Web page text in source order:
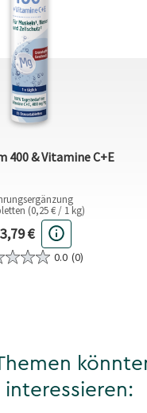
400 & Vitamine C+E
(0,25 € / 1 kg)
Aktueller Preis
3,79 €
0.0 (0)
interessieren: